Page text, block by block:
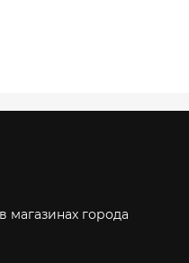
магазинах города